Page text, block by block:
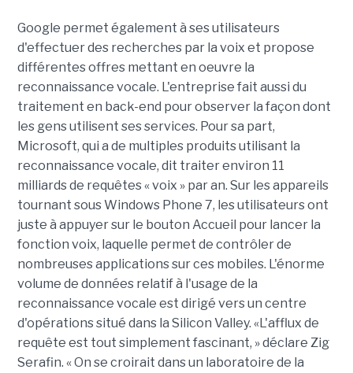
Google permet également à ses utilisateurs
d'effectuer des recherches par la voix et propose
différentes offres mettant en oeuvre la
reconnaissance vocale. L'entreprise fait aussi du
traitement en back-end pour observer la façon dont
les gens utilisent ses services. Pour sa part,
Microsoft, qui a de multiples produits utilisant la
reconnaissance vocale, dit traiter environ 11
milliards de requêtes « voix » par an. Sur les appareils
tournant sous Windows Phone 7, les utilisateurs ont
juste à appuyer sur le bouton Accueil pour lancer la
fonction voix, laquelle permet de contrôler de
nombreuses applications sur ces mobiles. L'énorme
volume de données relatif à l'usage de la
reconnaissance vocale est dirigé vers un centre
d'opérations situé dans la Silicon Valley. «L'afflux de
requête est tout simplement fascinant, » déclare Zig
Serafin. « On se croirait dans un laboratoire de la